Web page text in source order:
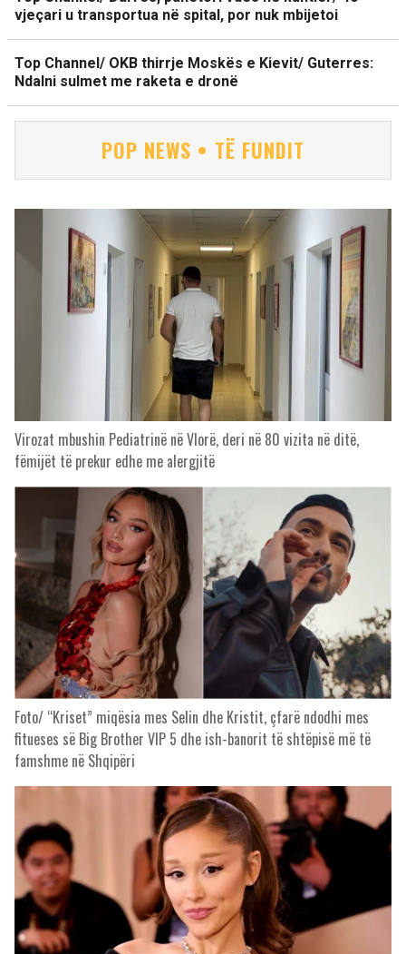
vjeçari u transportua në spital, por nuk mbijetoi
Top Channel/ OKB thirrje Moskës e Kievit/ Guterres:
Ndalni sulmet me raketa e dronë
POP NEWS • TË FUNDIT
Virozat mbushin Pediatrinë në Vlorë, deri në 80 vizita në ditë,
fëmijët të prekur edhe me alergjitë
Foto/ “Kriset” miqësia mes Selin dhe Kristit, çfarë ndodhi mes
fitueses së Big Brother VIP 5 dhe ish-banorit të shtëpisë më të
famshme në Shqipëri